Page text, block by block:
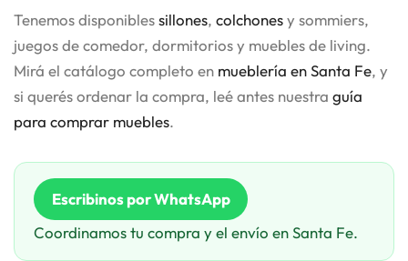
Tenemos disponiblessillones, colchonesy sommiers,
juegos de comedor, dormitorios y muebles de living.
Mirá el catálogo completo en mueblería en Santa Fe, y
si querés ordenar la compra, leé antes nuestra guía
para comprar muebles.
Escribinos por WhatsApp
Coordinamos tu compra y el envío en Santa Fe.